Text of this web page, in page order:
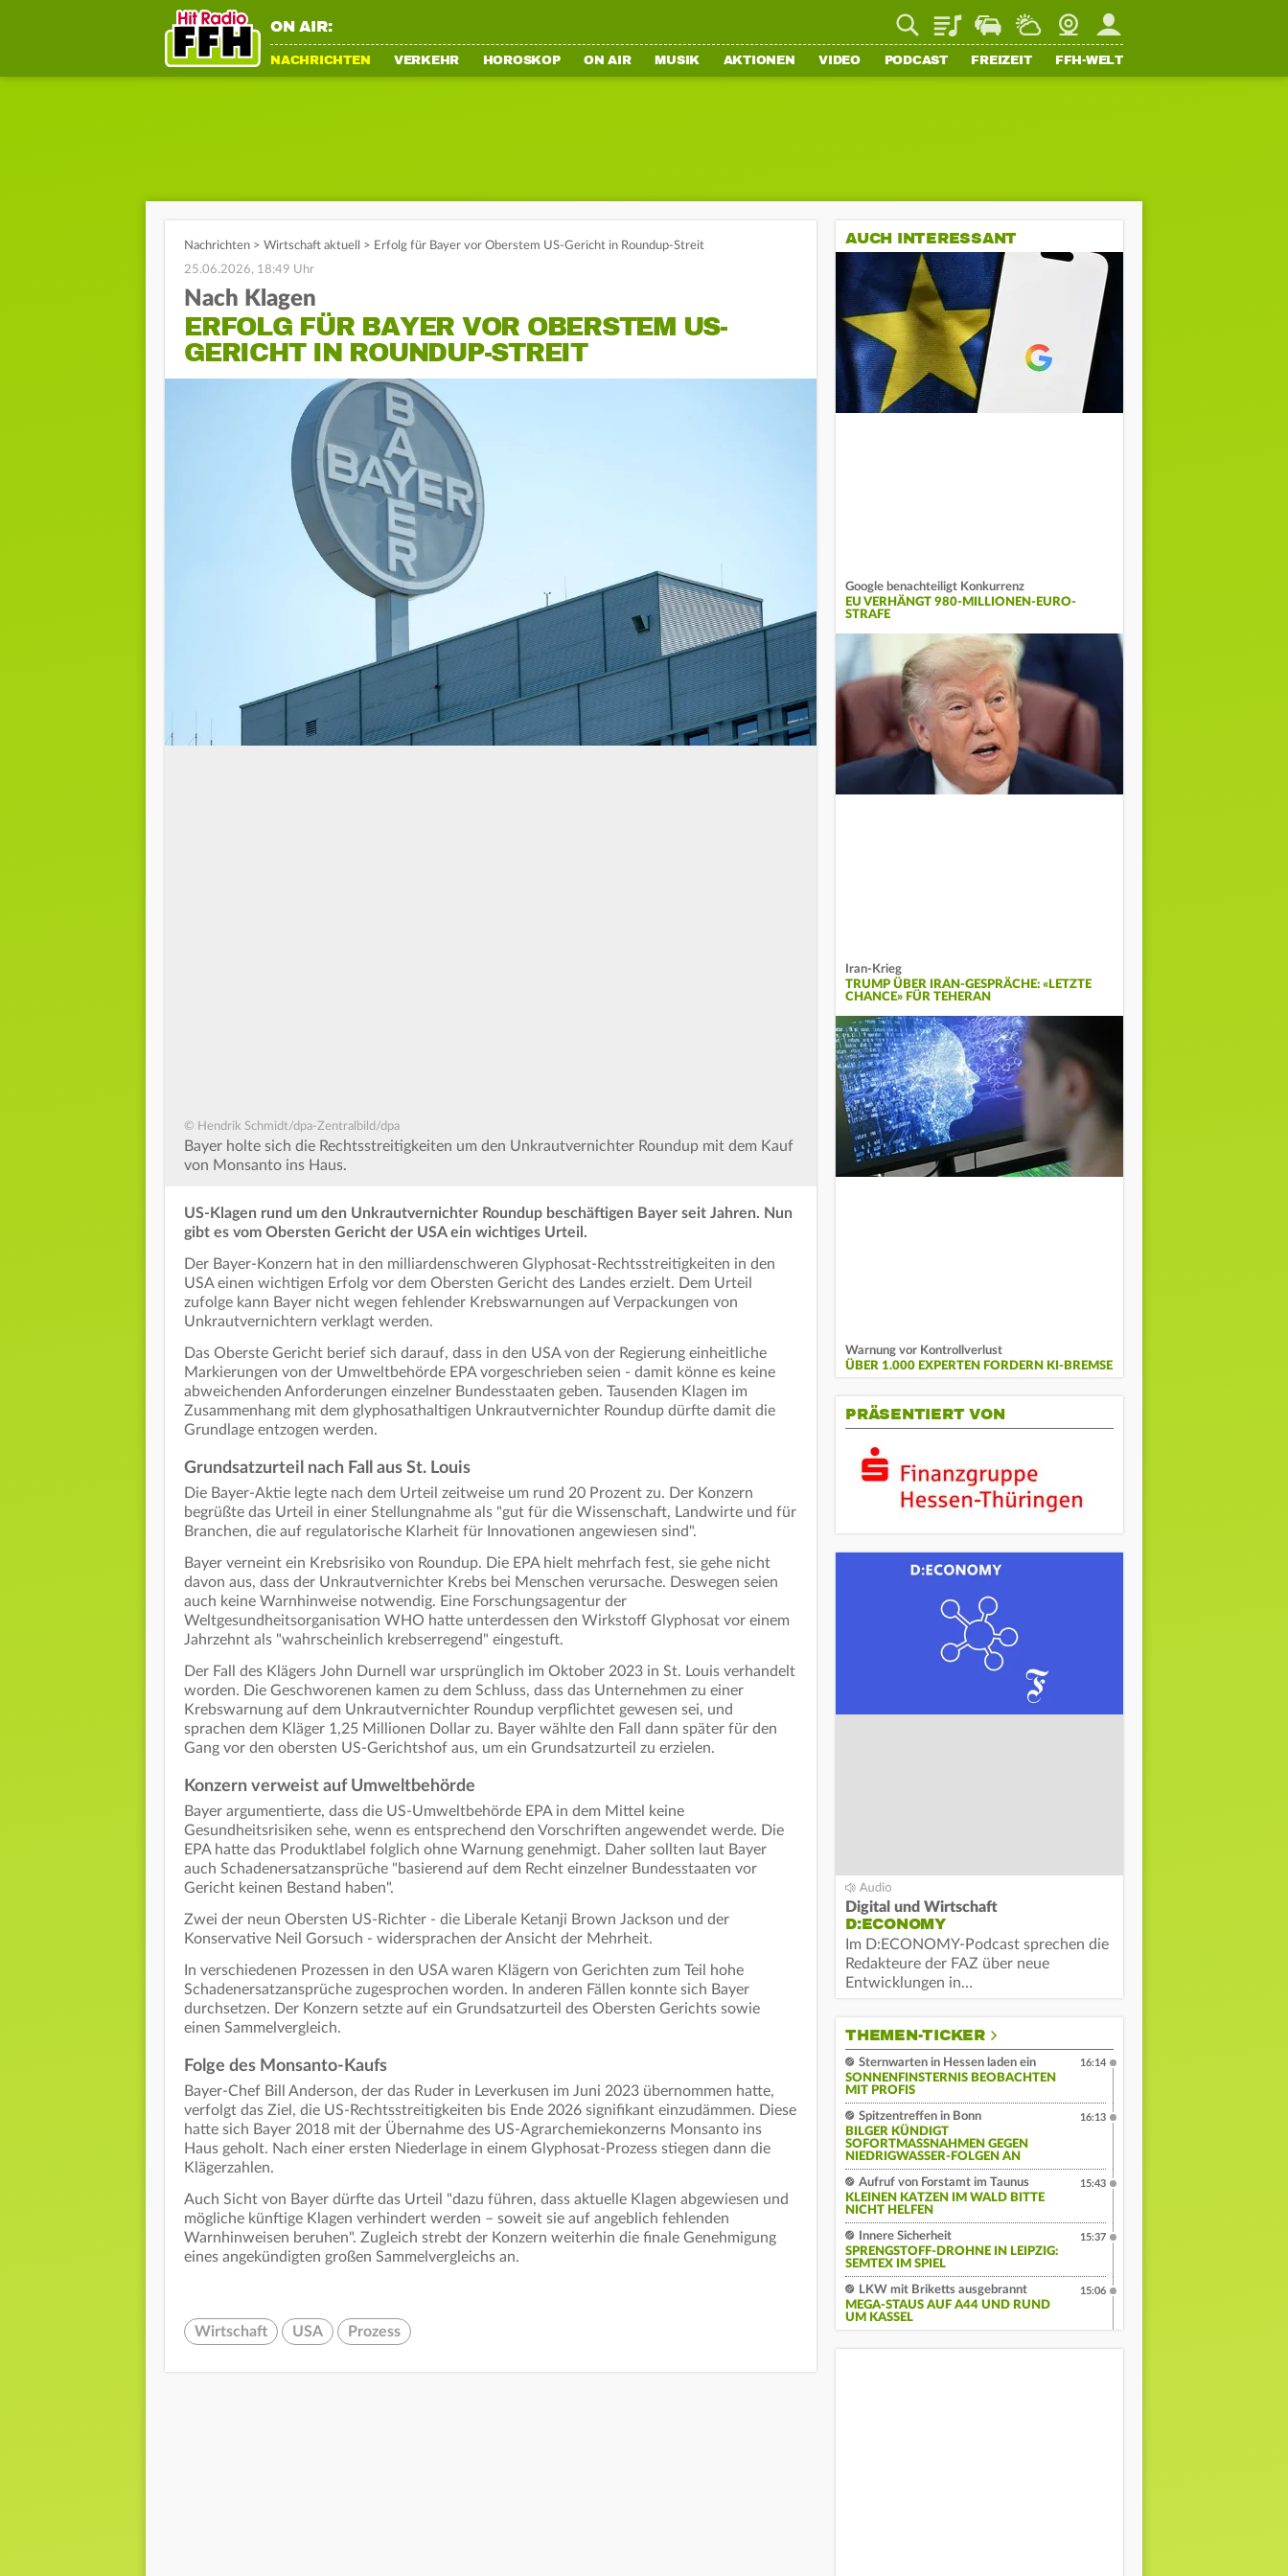
ON AIR: PlaylistStaupilotWetterWebcamMein FFH
NACHRICHTEN VERKEHR HOROSKOP ON AIR MUSIK AKTIONEN VIDEO PODCAST FREIZEIT FFH-WELT
Nachrichten > Wirtschaft aktuell > Erfolg für Bayer vor Oberstem US-Gericht in Roundup-Streit
25.06.2026, 18:49 Uhr
Nach Klagen
ERFOLG FÜR BAYER VOR OBERSTEM US-
GERICHT IN ROUNDUP-STREIT
© Hendrik Schmidt/dpa-Zentralbild/dpa
Bayer holte sich die Rechtsstreitigkeiten um den Unkrautvernichter Roundup mit dem Kauf
von Monsanto ins Haus.
US-Klagen rund um den Unkrautvernichter Roundup beschäftigen Bayer seit Jahren. Nun
gibt es vom Obersten Gericht der USA ein wichtiges Urteil.
Der Bayer-Konzern hat in den milliardenschweren Glyphosat-Rechtsstreitigkeiten in den
USA einen wichtigen Erfolg vor dem Obersten Gericht des Landes erzielt. Dem Urteil
zufolge kann Bayer nicht wegen fehlender Krebswarnungen auf Verpackungen von
Unkrautvernichtern verklagt werden.
Das Oberste Gericht berief sich darauf, dass in den USA von der Regierung einheitliche
Markierungen von der Umweltbehörde EPA vorgeschrieben seien - damit könne es keine
abweichenden Anforderungen einzelner Bundesstaaten geben. Tausenden Klagen im
Zusammenhang mit dem glyphosathaltigen Unkrautvernichter Roundup dürfte damit die
Grundlage entzogen werden.
Grundsatzurteil nach Fall aus St. Louis
Die Bayer-Aktie legte nach dem Urteil zeitweise um rund 20 Prozent zu. Der Konzern
begrüßte das Urteil in einer Stellungnahme als "gut für die Wissenschaft, Landwirte und für
Branchen, die auf regulatorische Klarheit für Innovationen angewiesen sind".
Bayer verneint ein Krebsrisiko von Roundup. Die EPA hielt mehrfach fest, sie gehe nicht
davon aus, dass der Unkrautvernichter Krebs bei Menschen verursache. Deswegen seien
auch keine Warnhinweise notwendig. Eine Forschungsagentur der
Weltgesundheitsorganisation WHO hatte unterdessen den Wirkstoff Glyphosat vor einem
Jahrzehnt als "wahrscheinlich krebserregend" eingestuft.
Der Fall des Klägers John Durnell war ursprünglich im Oktober 2023 in St. Louis verhandelt
worden. Die Geschworenen kamen zu dem Schluss, dass das Unternehmen zu einer
Krebswarnung auf dem Unkrautvernichter Roundup verpflichtet gewesen sei, und
sprachen dem Kläger 1,25 Millionen Dollar zu. Bayer wählte den Fall dann später für den
Gang vor den obersten US-Gerichtshof aus, um ein Grundsatzurteil zu erzielen.
Konzern verweist auf Umweltbehörde
Bayer argumentierte, dass die US-Umweltbehörde EPA in dem Mittel keine
Gesundheitsrisiken sehe, wenn es entsprechend den Vorschriften angewendet werde. Die
EPA hatte das Produktlabel folglich ohne Warnung genehmigt. Daher sollten laut Bayer
auch Schadenersatzansprüche "basierend auf dem Recht einzelner Bundesstaaten vor
Gericht keinen Bestand haben".
Zwei der neun Obersten US-Richter - die Liberale Ketanji Brown Jackson und der
Konservative Neil Gorsuch - widersprachen der Ansicht der Mehrheit.
In verschiedenen Prozessen in den USA waren Klägern von Gerichten zum Teil hohe
Schadenersatzansprüche zugesprochen worden. In anderen Fällen konnte sich Bayer
durchsetzen. Der Konzern setzte auf ein Grundsatzurteil des Obersten Gerichts sowie
einen Sammelvergleich.
Folge des Monsanto-Kaufs
Bayer-Chef Bill Anderson, der das Ruder in Leverkusen im Juni 2023 übernommen hatte,
verfolgt das Ziel, die US-Rechtsstreitigkeiten bis Ende 2026 signifikant einzudämmen. Diese
hatte sich Bayer 2018 mit der Übernahme des US-Agrarchemiekonzerns Monsanto ins
Haus geholt. Nach einer ersten Niederlage in einem Glyphosat-Prozess stiegen dann die
Klägerzahlen.
Auch Sicht von Bayer dürfte das Urteil "dazu führen, dass aktuelle Klagen abgewiesen und
mögliche künftige Klagen verhindert werden – soweit sie auf angeblich fehlenden
Warnhinweisen beruhen". Zugleich strebt der Konzern weiterhin die finale Genehmigung
eines angekündigten großen Sammelvergleichs an.
Wirtschaft USA Prozess
AUCH INTERESSANT
Google benachteiligt Konkurrenz
EU VERHÄNGT 980-MILLIONEN-EURO-
STRAFE
Iran-Krieg
TRUMP ÜBER IRAN-GESPRÄCHE: «LETZTE
CHANCE» FÜR TEHERAN
Warnung vor Kontrollverlust
ÜBER 1.000 EXPERTEN FORDERN KI-BREMSE
PRÄSENTIERT VON
Digital und Wirtschaft
D:ECONOMY
Im D:ECONOMY-Podcast sprechen die
Redakteure der FAZ über neue
Entwicklungen in…
THEMEN-TICKER
Sternwarten in Hessen laden ein
SONNENFINSTERNIS BEOBACHTEN
MIT PROFIS
16:14
Spitzentreffen in Bonn
BILGER KÜNDIGT
SOFORTMASSNAHMEN GEGEN N
IEDRIGWASSER-FOLGEN AN
16:13
Aufruf von Forstamt im Taunus
KLEINEN KATZEN IM WALD BITTE
NICHT HELFEN
15:43
Innere Sicherheit
SPRENGSTOFF-DROHNE IN LEIPZIG:
SEMTEX IM SPIEL
15:37
LKW mit Briketts ausgebrannt
MEGA-STAUS AUF A44 UND RUND
UM KASSEL
15:06